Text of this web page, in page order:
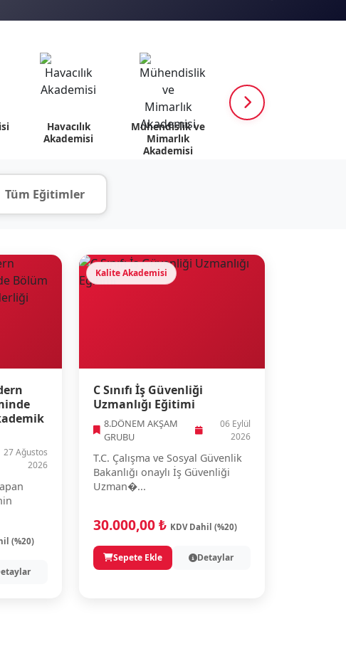
Havacılık
Akademisi
Mühendislik ve
Mimarlık
Akademisi
Tüm Eğitimler
27 Ağustos
2026
(%20)
Kalite Akademisi
C Sınıfı İş Güvenliği
Uzmanlığı Eğitimi
8.DÖNEM AKŞAM
GRUBU
06 Eylül
2026
T.C. Çalışma ve Sosyal Güvenlik
Bakanlığı onaylı İş Güvenliği
Uzman�...
30.000,00 ₺ KDV Dahil (%20)
Sepete Ekle Detaylar